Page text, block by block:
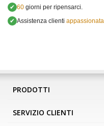
✔ 60 giorni per ripensarci.
✔ Assistenza clienti appassionata
PRODOTTI
SERVIZIO CLIENTI